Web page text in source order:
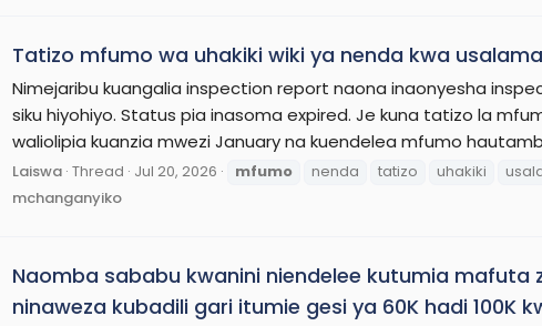
Tatizo mfumo wa uhakiki wiki ya nenda kwa usalama
Nimejaribu kuangalia inspection report naona inaonyesha
siku hiyohiyo. Status pia inasoma expired. Je kuna tatizo la
waliolipia kuanzia mwezi January na kuendelea mfumo
Laiswa Thread Jul 20, 2026 mfumo nenda tatizo uhakiki
mchanganyiko
Naomba sababu kwanini niendelee kutumia mafuta
ninaweza kubadili gari itumie gesi ya 60K hadi 100K